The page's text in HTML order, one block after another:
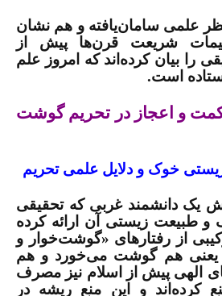
علمی سامان‌یافته و هم نشان
شریعت قرن‌ها پیش از
را بیان کرده‌اند که امروز علم
است.
و اعجاز در تحریم گوشت
یک دانشمند غربی که تحقیقی
و طبیعت زیستی آن ارائه کرده
از رفتارهای «گوشت‌خوار و
یعنی هم گوشت می‌خورد و هم
الهی پیش از اسلام نیز مصرف
و این منع ریشه در